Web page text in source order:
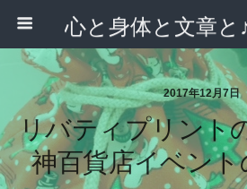
2017年12月7日
リバティプリント
神百貨店イベン